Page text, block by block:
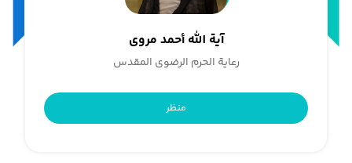
آیة الله أحمد مروی
رعایة الحرم الرضوی المقدس
منظر